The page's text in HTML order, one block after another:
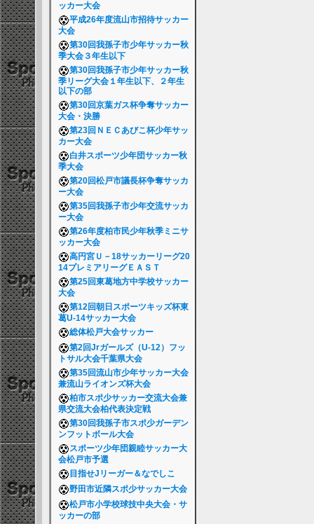
ッカー大会
平成26年度流山市招待サッカー
大会
第30回我孫子市少年サッカー秋
季大会３年生以下
第30回我孫子市少年サッカー秋
季リーグ大会１年生以下、２年生
以下の部
第30回京葉ガス杯争奪サッカー
大会・決勝
第23回ＮＥＣあびこ杯少年サッ
カー大会
白井スポーツ少年団サッカー秋
季大会
第20回松戸市議長杯争奪サッカ
ー大会
第35回我孫子市少年交流サッカ
ー大会
第26年度柏市民少年秋季ミニサ
ッカー大会
高円宮Ｕ－18サッカーリーグ20
14プレミアリーグＥＡＳＴ
第25回東葛地方中学校サッカー
大会
第12回朝日スポーツキッズ杯東
葛U-14サッカー大会
総体松戸大会サッカー
第2回Jrガールズ（U-12）フッ
トサル大会千葉県大会
第35回流山市少年サッカー大会
兼流山ライオンズ杯大会
柏市スポ少サッカー交流大会兼
県交流大会柏代表決定戦
第30回我孫子市スポ少ガーデン
ンフットボール大会
スポーツ少年団親睦サッカー大
会松戸市予選
目指せJリーガー＆なでしこ
野田市近隣スポ少サッカー大会
松戸市小学校球技中央大会・サ
ッカーの部